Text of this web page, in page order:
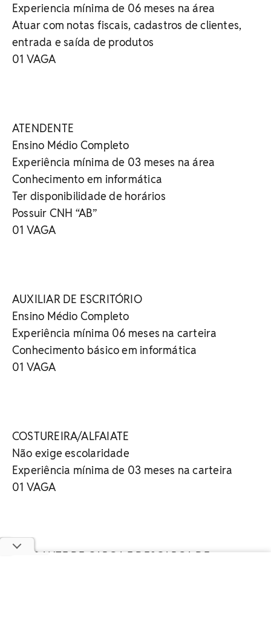
Experiencia mínima de 06 meses na área
Atuar com notas fiscais, cadastros de clientes,
entrada e saída de produtos
01 VAGA
ATENDENTE
Ensino Médio Completo
Experiência mínima de 03 meses na área
Conhecimento em informática
Ter disponibilidade de horários
Possuir CNH “AB”
01 VAGA
AUXILIAR DE ESCRITÓRIO
Ensino Médio Completo
Experiência mínima 06 meses na carteira
Conhecimento básico em informática
01 VAGA
COSTUREIRA/ALFAIATE
Não exige escolaridade
Experiência mínima de 03 meses na carteira
01 VAGA
AJUDANTE DE CARGA E DESCARGA DE